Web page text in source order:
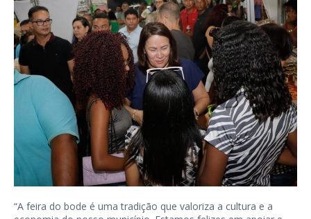
“A feira do bode é uma tradição que valoriza a cultura e a